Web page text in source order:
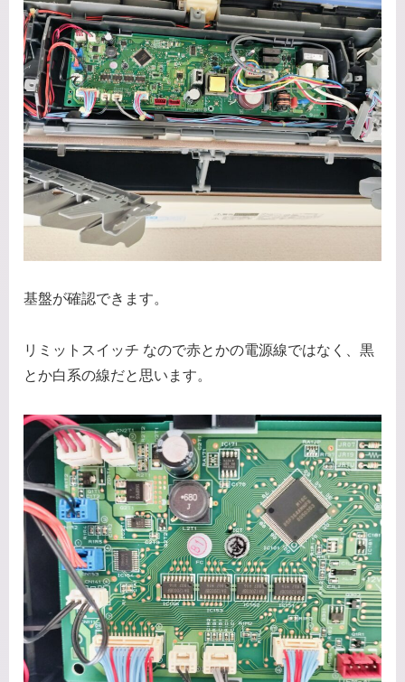
基盤が確認できます。
リミットスイッチ なので赤とかの電源線ではなく、黒
とか白系の線だと思います。